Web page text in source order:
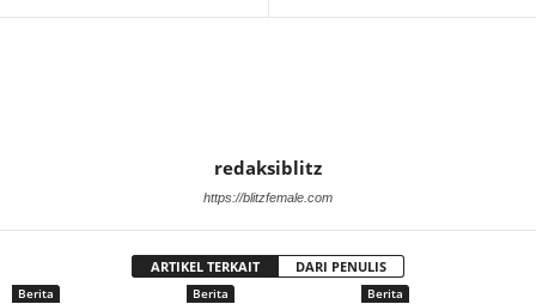
redaksiblitz
https://blitzfemale.com
ARTIKEL TERKAIT DARI PENULIS
Berita Berita Berita